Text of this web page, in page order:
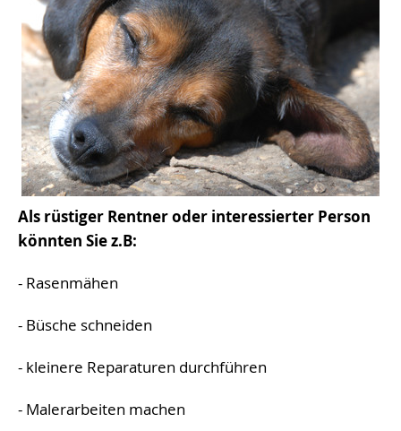
Als rüstiger Rentner oder interessierter Person
könnten Sie z.B:
- Rasenmähen
- Büsche schneiden
- kleinere Reparaturen durchführen
- Malerarbeiten machen